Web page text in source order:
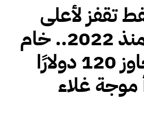
تقفز لأعلى
مستوى منذ 2022.. خام
برنت يتجاوز 120 دولارًا
موجة غلاء